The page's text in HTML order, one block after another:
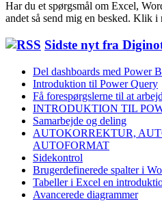
Har du et spørgsmål om Excel,
andet så send mig en besked. Klik
Sidste nyt fra
Del dashboards med Power
Introduktion til Power Query
Få forespørgslerne til at
INTRODUKTION TIL
Samarbejde og deling
AUTOKORREKTUR,
AUTOFORMAT
Sidekontrol
Brugerdefinerede spalter i
Tabeller i Excel en
Avancerede diagrammer